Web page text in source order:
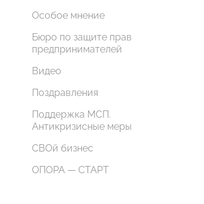
Особое мнение
Бюро по защите прав
предпринимателей
Видео
Поздравления
Поддержка МСП.
Антикризисные меры
СВОй бизнес
ОПОРА — СТАРТ